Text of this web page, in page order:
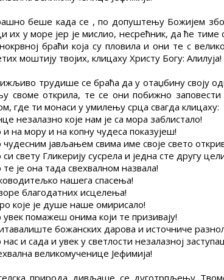
беше када се , по допуштењу Божијем
их у море јер је мислио, несрећник, да ће
браћи која су пловила и они те с
моштију твојих, клицаху Христу Богу: Алилуја!
трудише се браћа да у отаџбину своју
своме открила, те се они побижно
где ти монаси у умилењу срца свагда клицаху:
незалазно које нам је са мора заблистало!
и на мору и на копну чудеса показујеш!
чудесним јављањем свима име своје свето
си свету Гликерију сусрела и једна сте другу
те је она тада свехвалном назвала!
нашега спасења!
благодатних исцелења!
које је душе наше омирисало!
увек помажеш онима који те призивају!
божанских дарова и источниче
нас и сада и увек у светлости незалазној
великомученице Јефимија!
природа дивљаше се дуготрпљењу